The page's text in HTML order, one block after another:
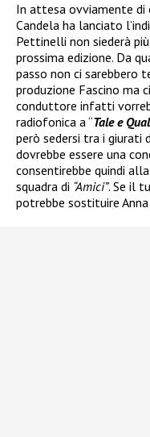
In attesa ovviamente di
Candela ha lanciato
Pettinelli non siederà
prossima edizione. Da
passo non ci sarebbero
produzione Fascino ma
conduttore infatti
radiofonica a “Tale e
però sedersi tra i giurati
dovrebbe essere una
consentirebbe quindi
squadra di “Amici”. Se il
potrebbe sostituire